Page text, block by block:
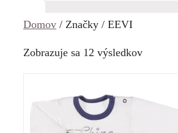
Domov / Značky / EEVI
Zobrazuje sa 12 výsledkovZoradené
od